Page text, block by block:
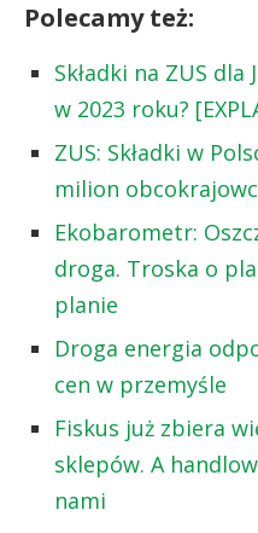
Polecamy też:
Składki na ZUS dla
w 2023 roku?
ZUS: Składki w
milion
Ekobarometr:
droga. Troska o
planie
Droga energia
cen w przemyśle
Fiskus już zbiera
sklepów. A
nami